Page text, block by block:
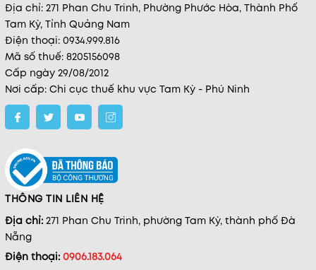
Địa chỉ: 271 Phan Chu Trinh, Phường Phước Hòa, Thành Phố
Tam Kỳ, Tỉnh Quảng Nam
Điện thoại: 0934.999.816
Mã số thuế: 8205156098
Cấp ngày 29/08/2012
Nơi cấp: Chi cục thuế khu vực Tam Kỳ - Phú Ninh
THÔNG TIN LIÊN HỆ
Địa chỉ: 271 Phan Chu Trinh, phường Tam Kỳ, thành phố Đà
Nẵng
Điện thoại: 0906.183.064